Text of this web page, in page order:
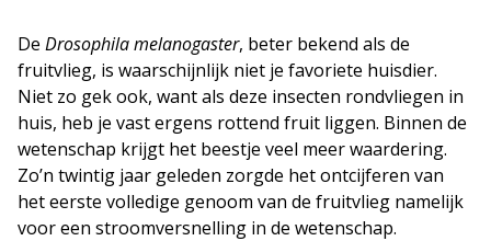
De Drosophila melanogaster, beter bekend als de
fruitvlieg, is waarschijnlijk niet je favoriete huisdier.
Niet zo gek ook, want als deze insecten rondvliegen in
huis, heb je vast ergens rottend fruit liggen. Binnen de
wetenschap krijgt het beestje veel meer waardering.
Zo’n twintig jaar geleden zorgde het ontcijferen van
het eerste volledige genoom van de fruitvlieg namelijk
voor een stroomversnelling in de wetenschap.